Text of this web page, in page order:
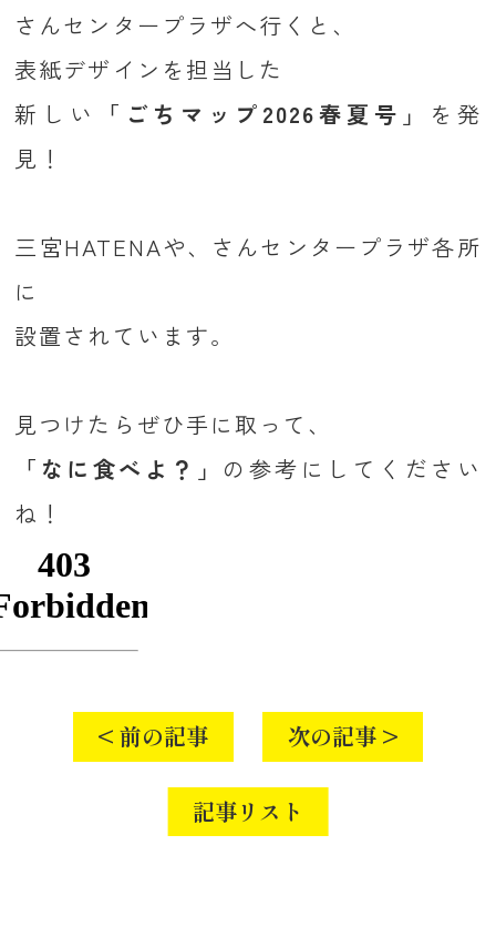
さんセンタープラザへ行くと、
表紙デザインを担当した
新しい
「ごちマップ2026春夏号」
を発
見！
三宮HATENAや、さんセンタープラザ各所
に
設置されています。
見つけたらぜひ手に取って、
「なに食べよ？」 の参考にしてください
ね！
< 前の記事
記事リスト
次の記事 >